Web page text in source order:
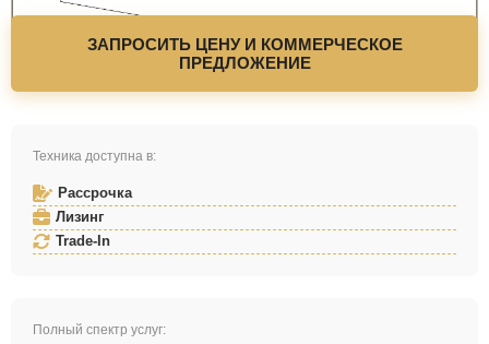
ЗАПРОСИТЬ ЦЕНУ И КОММЕРЧЕСКОЕ
ПРЕДЛОЖЕНИЕ
Техника доступна в:
Рассрочка
Лизинг
Trade-In
Полный спектр услуг: